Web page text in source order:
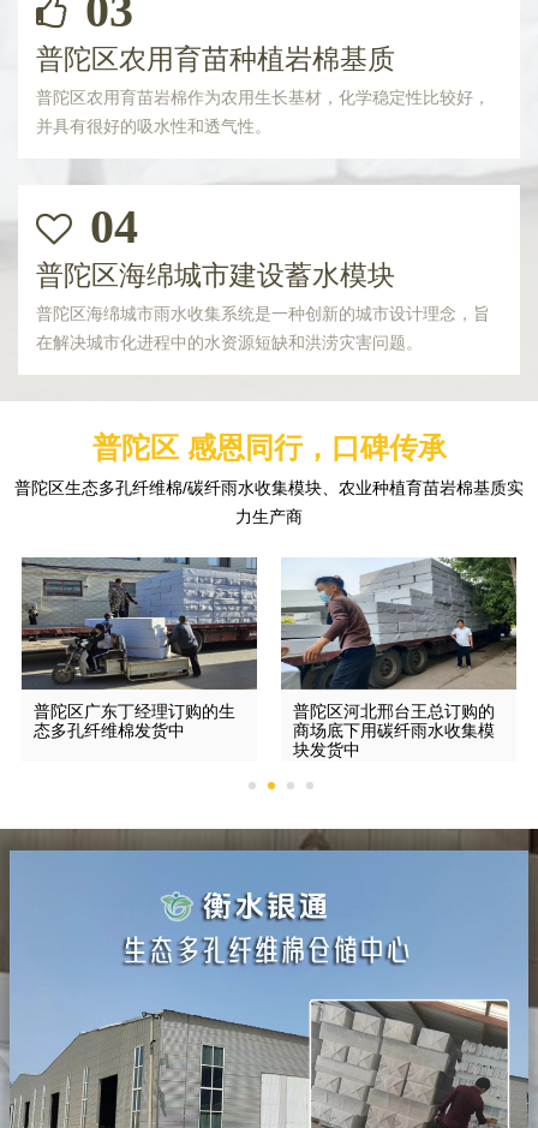
普陀区农用育苗种植岩棉基质
普陀区农用育苗岩棉作为农用生长基材，化学稳定性比较好，
并具有很好的吸水性和透气性。
04
普陀区海绵城市建设蓄水模块
普陀区海绵城市雨水收集系统是一种创新的城市设计理念，旨
在解决城市化进程中的水资源短缺和洪涝灾害问题。
普陀区 感恩同行，口碑传承
普陀区生态多孔纤维棉/碳纤雨水收集模块、农业种植育苗岩棉基质实
力生产商
普陀区广东丁经理订购的生
态多孔纤维棉发货中
普陀区河北邢台王总订购的
商场底下用碳纤雨水收集模
块发货中